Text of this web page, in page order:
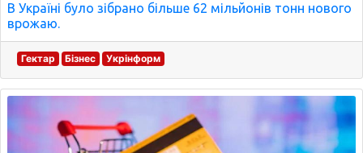
В Україні було зібрано більше 62 мільйонів тонн нового
врожаю.
Гектар Бізнес Укрінформ